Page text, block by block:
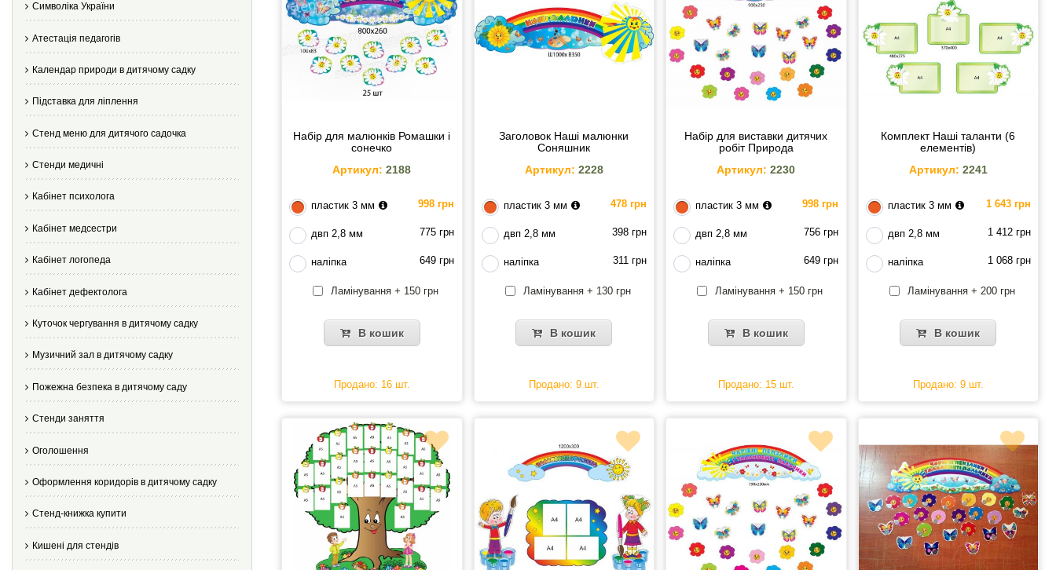
Cимволіка України
Атестація педагогів
Календар природи в дитячому садку
Підставка для ліплення
Стенд меню для дитячого садочка
Стенди медичні
Кабінет психолога
Кабінет медсестри
Кабінет логопеда
Кабінет дефектолога
Куточок чергування в дитячому садку
Музичний зал в дитячому садку
Пожежна безпека в дитячому саду
Стенди заняття
Оголошення
Оформлення коридорів в дитячому садку
Стенд-книжка купити
Кишені для стендів
Набір для малюнків Ромашки і
сонечко
Артикул: 2188
пластик 3 мм 998 грн
двп 2,8 мм 775 грн
наліпка 649 грн
Ламінування + 150 грн
В кошик
Продано: 16 шт.
Заголовок Наші малюнки
Соняшник
Артикул: 2228
пластик 3 мм 478 грн
двп 2,8 мм 398 грн
наліпка 311 грн
Ламінування + 130 грн
В кошик
Продано: 9 шт.
Набір для виставки дитячих
робіт Природа
Артикул: 2230
пластик 3 мм 998 грн
двп 2,8 мм 756 грн
наліпка 649 грн
Ламінування + 150 грн
В кошик
Продано: 15 шт.
Комплект Наші таланти (6
елементів)
Артикул: 2241
пластик 3 мм 1 643 грн
двп 2,8 мм 1 412 грн
наліпка 1 068 грн
Ламінування + 200 грн
В кошик
Продано: 9 шт.